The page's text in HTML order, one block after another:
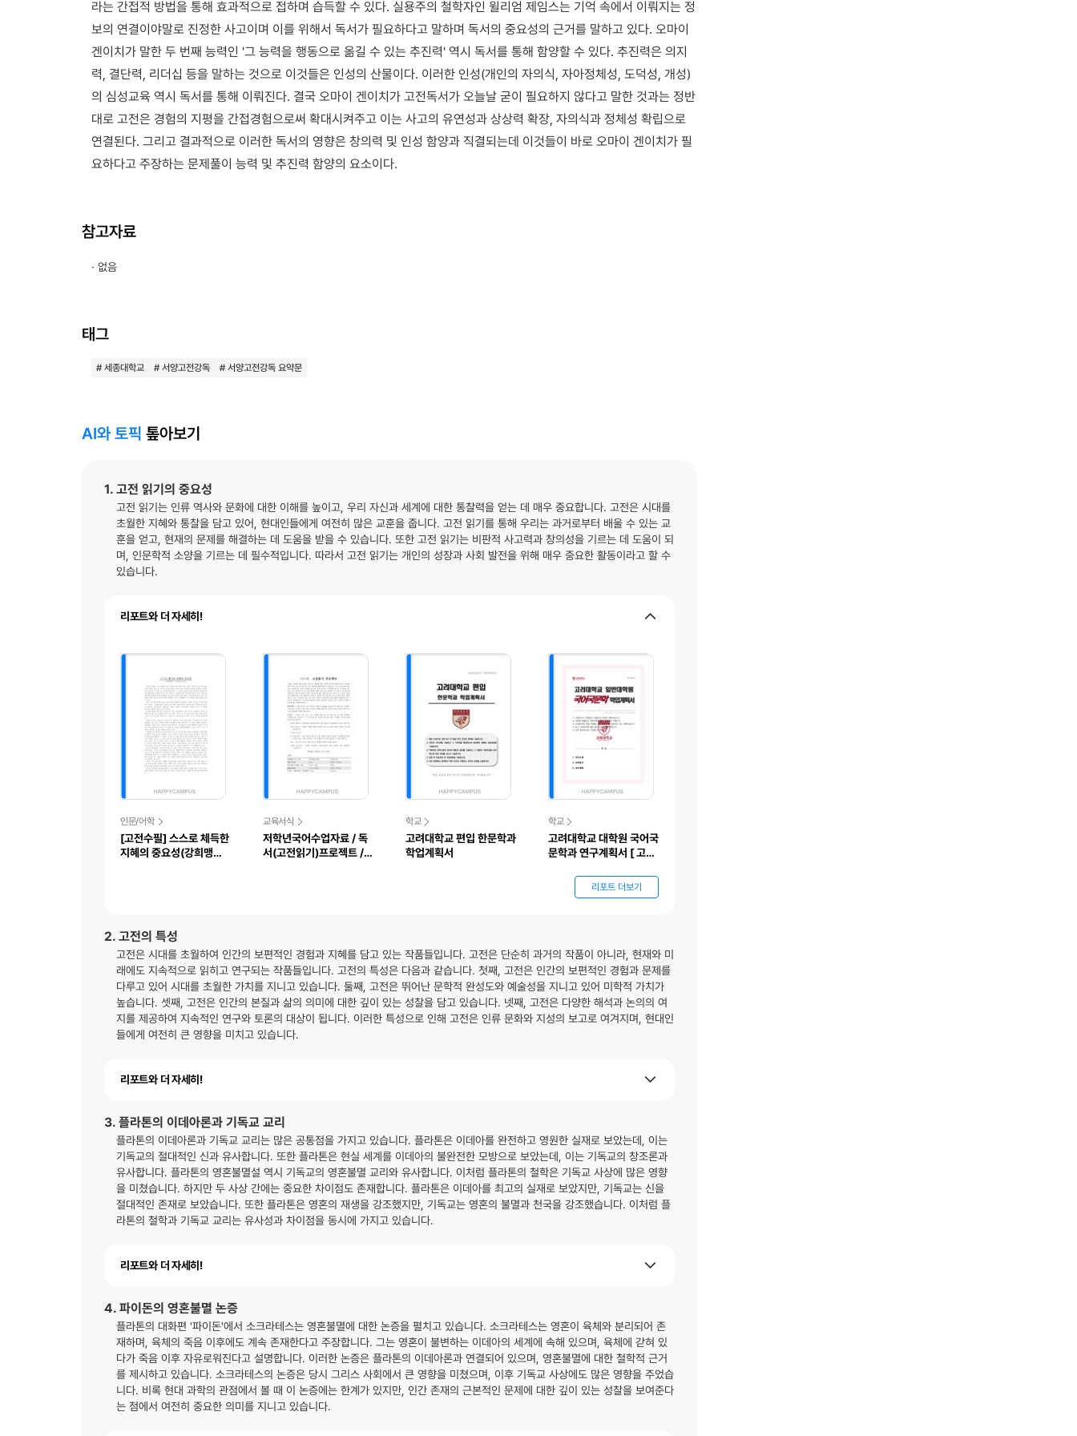
라는 간접적 방법을 통해 효과적으로 접하며 습득할 수 있다. 실용주의 철학자인 윌리엄 제임스는 기억 속에서 이뤄지는 정
보의 연결이야말로 진정한 사고이며 이를 위해서 독서가 필요하다고 말하며 독서의 중요성의 근거를 말하고 있다. 오마이
겐이치가 말한 두 번째 능력인 '그 능력을 행동으로 옮길 수 있는 추진력' 역시 독서를 통해 함양할 수 있다. 추진력은 의지
력, 결단력, 리더십 등을 말하는 것으로 이것들은 인성의 산물이다. 이러한 인성(개인의 자의식, 자아정체성, 도덕성, 개성)
의 심성교육 역시 독서를 통해 이뤄진다. 결국 오마이 겐이치가 고전독서가 오늘날 굳이 필요하지 않다고 말한 것과는 정반
대로 고전은 경험의 지평을 간접경험으로써 확대시켜주고 이는 사고의 유연성과 상상력 확장, 자의식과 정체성 확립으로
연결된다. 그리고 결과적으로 이러한 독서의 영향은 창의력 및 인성 함양과 직결되는데 이것들이 바로 오마이 겐이치가 필
요하다고 주장하는 문제풀이 능력 및 추진력 함양의 요소이다.
참고자료
· 없음
태그
# 세종대학교 # 서양고전강독 # 서양고전강독 요약문
AI와 토픽 톺아보기
1. 고전 읽기의 중요성
고전 읽기는 인류 역사와 문화에 대한 이해를 높이고, 우리 자신과 세계에 대한 통찰력을 얻는 데 매우 중요합니다. 고전은 시대를
초월한 지혜와 통찰을 담고 있어, 현대인들에게 여전히 많은 교훈을 줍니다. 고전 읽기를 통해 우리는 과거로부터 배울 수 있는 교
훈을 얻고, 현재의 문제를 해결하는 데 도움을 받을 수 있습니다. 또한 고전 읽기는 비판적 사고력과 창의성을 기르는 데 도움이 되
며, 인문학적 소양을 기르는 데 필수적입니다. 따라서 고전 읽기는 개인의 성장과 사회 발전을 위해 매우 중요한 활동이라고 할 수
있습니다.
리포트와 더 자세히!
인문/어학
[고전수필] 스스로 체득한
지혜의 중요성(강희맹의
교육서식
저학년국어수업자료 / 독
서(고전읽기)프로젝트 /
학교
고려대학교 편입 한문학과
학업계획서
학교
고려대학교 대학원 국어국
문학과 연구계획서 [ 고전
리포트 더보기
2. 고전의 특성
고전은 시대를 초월하여 인간의 보편적인 경험과 지혜를 담고 있는 작품들입니다. 고전은 단순히 과거의 작품이 아니라, 현재와 미
래에도 지속적으로 읽히고 연구되는 작품들입니다. 고전의 특성은 다음과 같습니다. 첫째, 고전은 인간의 보편적인 경험과 문제를
다루고 있어 시대를 초월한 가치를 지니고 있습니다. 둘째, 고전은 뛰어난 문학적 완성도와 예술성을 지니고 있어 미학적 가치가
높습니다. 셋째, 고전은 인간의 본질과 삶의 의미에 대한 깊이 있는 성찰을 담고 있습니다. 넷째, 고전은 다양한 해석과 논의의 여
지를 제공하여 지속적인 연구와 토론의 대상이 됩니다. 이러한 특성으로 인해 고전은 인류 문화와 지성의 보고로 여겨지며, 현대인
들에게 여전히 큰 영향을 미치고 있습니다.
리포트와 더 자세히!
3. 플라톤의 이데아론과 기독교 교리
플라톤의 이데아론과 기독교 교리는 많은 공통점을 가지고 있습니다. 플라톤은 이데아를 완전하고 영원한 실재로 보았는데, 이는
기독교의 절대적인 신과 유사합니다. 또한 플라톤은 현실 세계를 이데아의 불완전한 모방으로 보았는데, 이는 기독교의 창조론과
유사합니다. 플라톤의 영혼불멸설 역시 기독교의 영혼불멸 교리와 유사합니다. 이처럼 플라톤의 철학은 기독교 사상에 많은 영향
을 미쳤습니다. 하지만 두 사상 간에는 중요한 차이점도 존재합니다. 플라톤은 이데아를 최고의 실재로 보았지만, 기독교는 신을
절대적인 존재로 보았습니다. 또한 플라톤은 영혼의 재생을 강조했지만, 기독교는 영혼의 불멸과 천국을 강조했습니다. 이처럼 플
라톤의 철학과 기독교 교리는 유사성과 차이점을 동시에 가지고 있습니다.
리포트와 더 자세히!
4. 파이돈의 영혼불멸 논증
플라톤의 대화편 '파이돈'에서 소크라테스는 영혼불멸에 대한 논증을 펼치고 있습니다. 소크라테스는 영혼이 육체와 분리되어 존
재하며, 육체의 죽음 이후에도 계속 존재한다고 주장합니다. 그는 영혼이 불변하는 이데아의 세계에 속해 있으며, 육체에 갇혀 있
다가 죽음 이후 자유로워진다고 설명합니다. 이러한 논증은 플라톤의 이데아론과 연결되어 있으며, 영혼불멸에 대한 철학적 근거
를 제시하고 있습니다. 소크라테스의 논증은 당시 그리스 사회에서 큰 영향을 미쳤으며, 이후 기독교 사상에도 많은 영향을 주었습
니다. 비록 현대 과학의 관점에서 볼 때 이 논증에는 한계가 있지만, 인간 존재의 근본적인 문제에 대한 깊이 있는 성찰을 보여준다
는 점에서 여전히 중요한 의미를 지니고 있습니다.